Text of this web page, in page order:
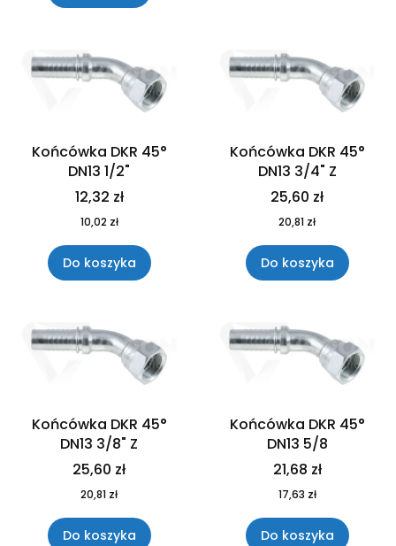
Końcówka DKR 45°
DN13 1/2"
12,32 zł
10,02 zł
Do koszyka
Końcówka DKR 45°
DN13 3/4" Z
25,60 zł
20,81 zł
Do koszyka
Końcówka DKR 45°
DN13 3/8" Z
25,60 zł
20,81 zł
Do koszyka
Końcówka DKR 45°
DN13 5/8
21,68 zł
17,63 zł
Do koszyka